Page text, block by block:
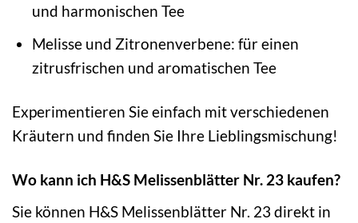
und harmonischen Tee
Melisse und Zitronenverbene: für einen
zitrusfrischen und aromatischen Tee
Experimentieren Sie einfach mit verschiedenen
Kräutern und finden Sie Ihre Lieblingsmischung!
Wo kann ich H&S Melissenblätter Nr. 23 kaufen?
Sie können H&S Melissenblätter Nr. 23 direkt in